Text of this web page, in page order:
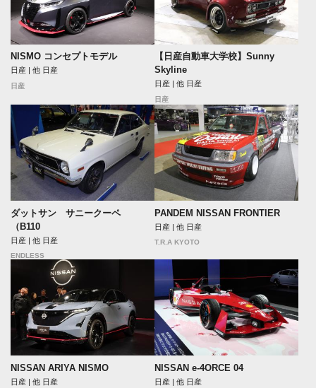
NISMO コンセプトモデル
日産 | 他 日産
日産
【日産自動車大学校】Sunny
Skyline
日産 | 他 日産
日産
ダットサン サニークーペ
（B110
日産 | 他 日産
ENDLESS
PANDEM NISSAN FRONTIER
日産 | 他 日産
T.R.A KYOTO
NISSAN ARIYA NISMO
日産 | 他 日産
NISSAN e-4ORCE 04
日産 | 他 日産